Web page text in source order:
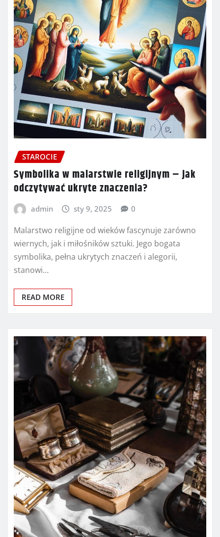
STAROCIE
Symbolika w malarstwie religijnym – jak
odczytywać ukryte znaczenia?
admin sty 9, 2025 0
Malarstwo religijne od wieków fascynuje zarówno
wiernych, jak i miłośników sztuki. Jego bogata
symbolika, pełna ukrytych znaczeń i alegorii,
stanowi…
READ MORE